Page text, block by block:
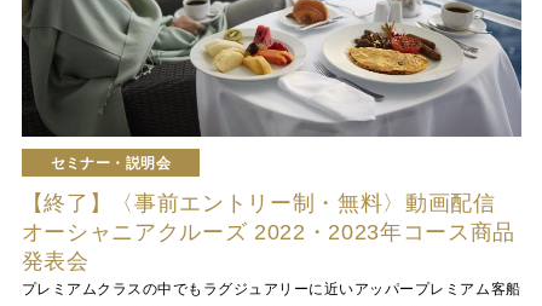
セミナー・説明会
【終了】〈事前エントリー制・無料〉動画配信
オーシャニアクルーズ 2022・2023年コース商品
発表会
プレミアムクラスの中でもラグジュアリーに近いアッパープレミアム客船